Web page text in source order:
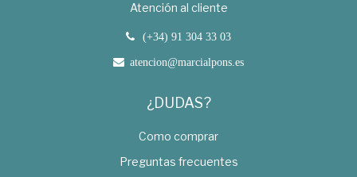
Atención al cliente
(+34) 91 304 33 03
atencion@marcialpons.es
¿DUDAS?
Como comprar
Preguntas frecuentes